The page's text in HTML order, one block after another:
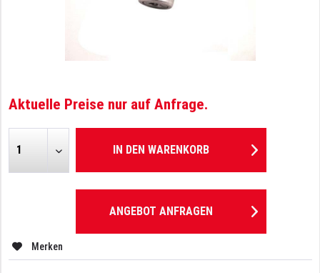
Aktuelle Preise nur auf Anfrage.
IN DEN WARENKORB
ANGEBOT ANFRAGEN
Merken